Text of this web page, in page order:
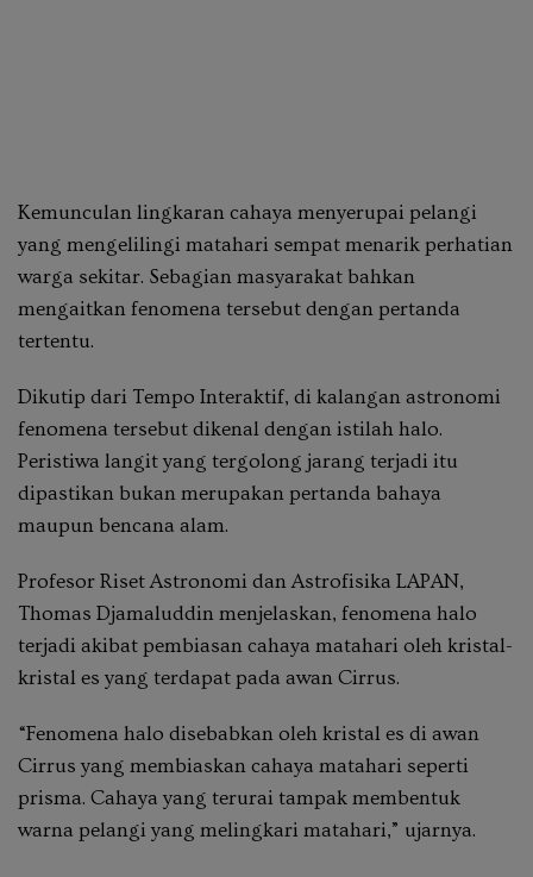
Kemunculan lingkaran cahaya menyerupai pelangi
yang mengelilingi matahari sempat menarik perhatian
warga sekitar. Sebagian masyarakat bahkan
mengaitkan fenomena tersebut dengan pertanda
tertentu.
Dikutip dari Tempo Interaktif, di kalangan astronomi
fenomena tersebut dikenal dengan istilah halo.
Peristiwa langit yang tergolong jarang terjadi itu
dipastikan bukan merupakan pertanda bahaya
maupun bencana alam.
Profesor Riset Astronomi dan Astrofisika LAPAN,
Thomas Djamaluddin menjelaskan, fenomena halo
terjadi akibat pembiasan cahaya matahari oleh kristal-
kristal es yang terdapat pada awan Cirrus.
“Fenomena halo disebabkan oleh kristal es di awan
Cirrus yang membiaskan cahaya matahari seperti
prisma. Cahaya yang terurai tampak membentuk
warna pelangi yang melingkari matahari,” ujarnya.